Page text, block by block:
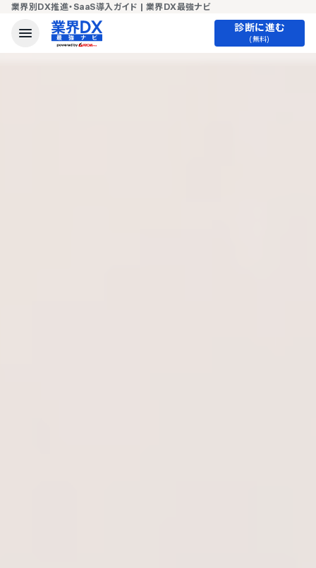
業界別DX推進・SaaS導入ガイド | 業界DX最強ナビ
診断に進む
(無料)